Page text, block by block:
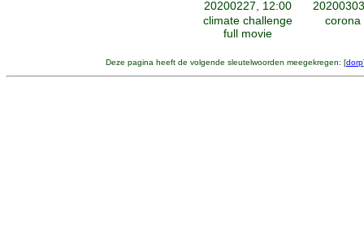
20200227, 12:00
climate challenge
full movie
corona
Deze pagina heeft de volgende sleutelwoorden meegekregen: [dorp